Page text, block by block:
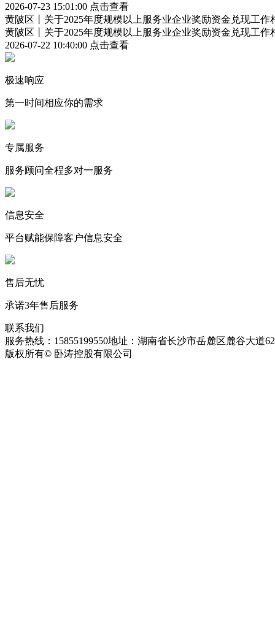
2026-07-23 15:01:00 点击查看
黄陂区丨关于2025年度规模以上服务业企业奖励资金兑现工作
黄陂区丨关于2025年度规模以上服务业企业奖励资金兑现工作
2026-07-22 10:40:00 点击查看
极速响应
第一时间相应你的需求
专属服务
服务顾问全程多对一服务
信息安全
平台赋能保障客户信息安全
售后无忧
承诺3年售后服务
联系我们
服务热线：15855199550地址：湖南省长沙市岳麓区麓谷大道
版权所有© 卧涛控股有限公司